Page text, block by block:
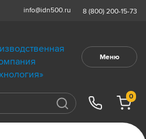
info@idn500.ru 8 (800) 200-15-73
Меню
0